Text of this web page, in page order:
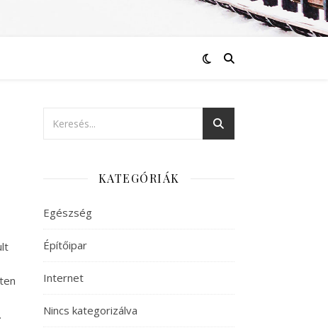
KATEGÓRIÁK
Egészség
Építőipar
Internet
Nincs kategorizálva